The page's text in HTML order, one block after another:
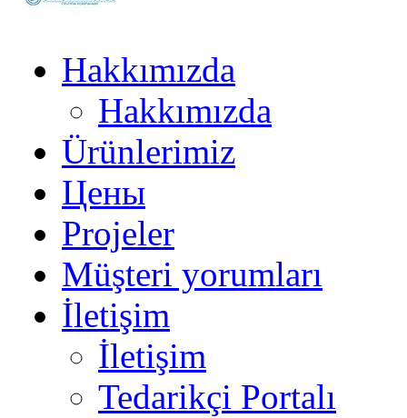
Hakkımızda
Hakkımızda
Ürünlerimiz
Цены
Projeler
Müşteri yorumları
İletişim
İletişim
Tedarikçi Portalı